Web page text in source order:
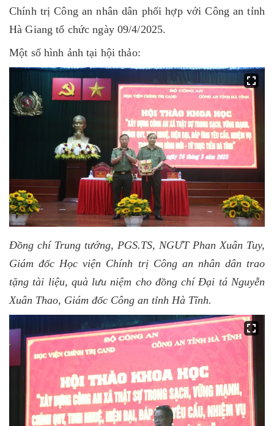
Chính trị Công an nhân dân phối hợp với Công an tỉnh
Hà Giang tổ chức ngày 09/4/2025.
Một số hình ảnh tại hội thảo:
Đồng chí Trung tướng, PGS.TS, NGƯT Phan Xuân Tuy,
Giám đốc Học viện Chính trị Công an nhân dân trao
tặng tài liệu, quà lưu niệm cho đồng chí Đại tá Nguyễn
Xuân Thao, Giám đốc Công an tỉnh Hà Tĩnh.